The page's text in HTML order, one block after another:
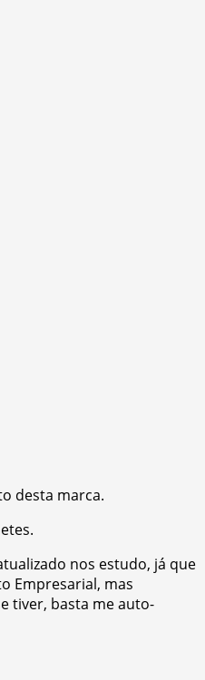
desta marca.
nos estudo, já que
Empresarial, mas
tiver, basta me auto-